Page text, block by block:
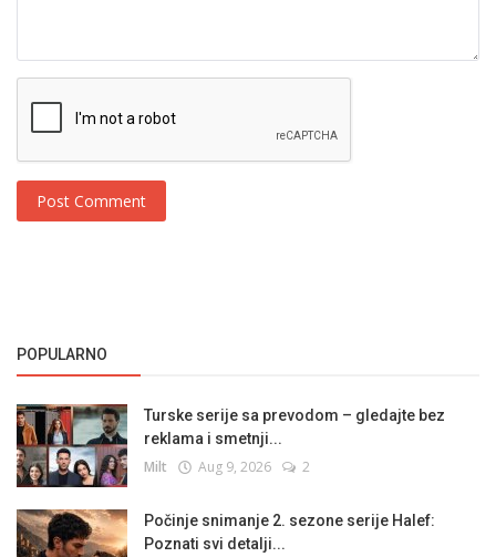
Post Comment
POPULARNO
Turske serije sa prevodom – gledajte bez
reklama i smetnji...
Milt Aug 9, 2026 2
Počinje snimanje 2. sezone serije Halef:
Poznati svi detalji...